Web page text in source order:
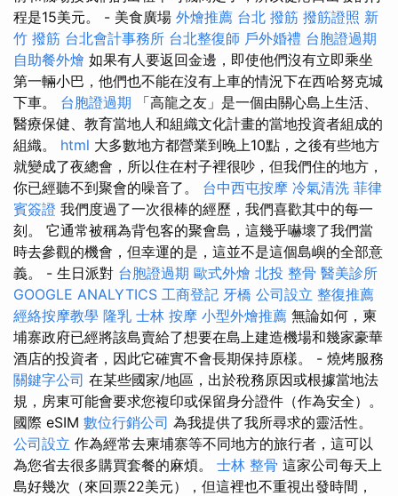
程是15美元。 - 美食廣場 外燴推薦 台北 撥筋 撥筋證照 新
竹 撥筋 台北會計事務所 台北整復師 戶外婚禮 台胞證過期
自助餐外燴 如果有人要返回金邊，即使他們沒有立即乘坐
第一輛小巴，他們也不能在沒有上車的情況下在西哈努克城
下車。 台胞證過期 「高龍之友」是一個由關心島上生活、
醫療保健、教育當地人和組織文化計畫的當地投資者組成的
組織。 html 大多數地方都營業到晚上10點，之後有些地方
就變成了夜總會，所以住在村子裡很吵，但我們住的地方，
你已經聽不到聚會的噪音了。 台中西屯按摩 冷氣清洗 菲律
賓簽證 我們度過了一次很棒的經歷，我們喜歡其中的每一
刻。 它通常被稱為背包客的聚會島，這幾乎嚇壞了我們當
時去參觀的機會，但幸運的是，這並不是這個島嶼的全部意
義。 - 生日派對 台胞證過期 歐式外燴 北投 整骨 醫美診所
GOOGLE ANALYTICS 工商登記 牙橋 公司設立 整復推薦
經絡按摩教學 隆乳 士林 按摩 小型外燴推薦 無論如何，柬
埔寨政府已經將該島賣給了想要在島上建造機場和幾家豪華
酒店的投資者，因此它確實不會長期保持原樣。 - 燒烤服務
關鍵字公司 在某些國家/地區，出於稅務原因或根據當地法
規，房東可能會要求您複印或保留身分證件（作為安全）。
國際 eSIM 數位行銷公司 為我提供了我所尋求的靈活性。
公司設立 作為經常去柬埔寨等不同地方的旅行者，這可以
為您省去很多購買套餐的麻煩。 士林 整骨 這家公司每天上
島好幾次（來回票22美元），但這裡也不重視出發時間，